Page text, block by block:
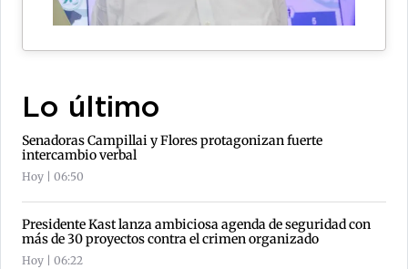
Lo último
Senadoras Campillai y Flores protagonizan fuerte
intercambio verbal
Hoy | 06:50
Presidente Kast lanza ambiciosa agenda de seguridad con
más de 30 proyectos contra el crimen organizado
Hoy | 06:22